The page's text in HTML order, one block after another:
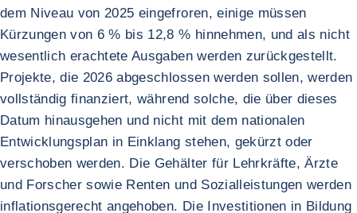
dem Niveau von 2025 eingefroren, einige müssen
Kürzungen von 6 % bis 12,8 % hinnehmen, und als nicht
wesentlich erachtete Ausgaben werden zurückgestellt.
Projekte, die 2026 abgeschlossen werden sollen, werden
vollständig finanziert, während solche, die über dieses
Datum hinausgehen und nicht mit dem nationalen
Entwicklungsplan in Einklang stehen, gekürzt oder
verschoben werden. Die Gehälter für Lehrkräfte, Ärzte
und Forscher sowie Renten und Sozialleistungen werden
inflationsgerecht angehoben. Die Investitionen in Bildung